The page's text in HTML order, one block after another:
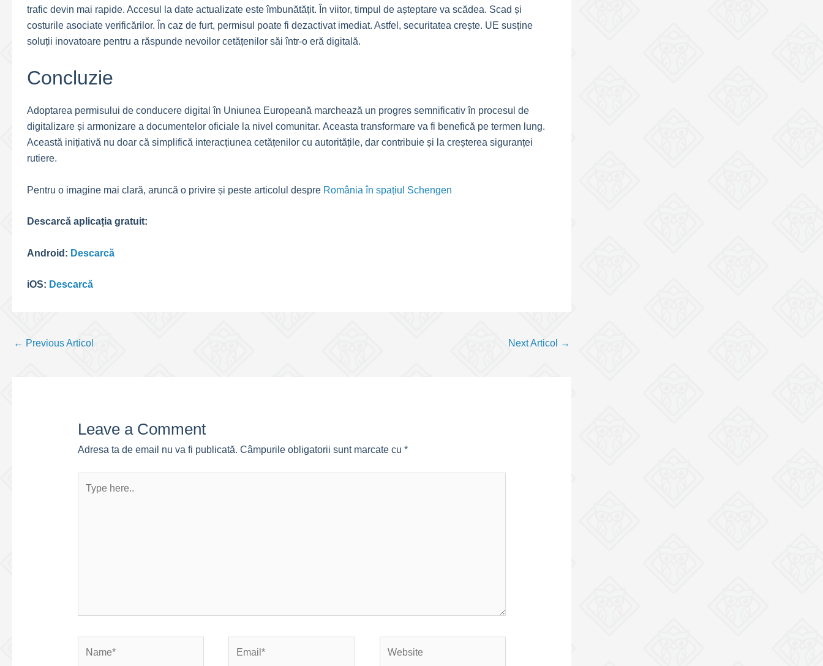
trafic devin mai rapide. Accesul la date actualizate este îmbunătățit. În viitor, timpul de așteptare va scădea. Scad și
costurile asociate verificărilor. În caz de furt, permisul poate fi dezactivat imediat. Astfel, securitatea crește. UE susține
soluții inovatoare pentru a răspunde nevoilor cetățenilor săi într-o eră digitală.​
Concluzie
Adoptarea permisului de conducere digital în Uniunea Europeană marchează un progres semnificativ în procesul de
digitalizare și armonizare a documentelor oficiale la nivel comunitar. Aceasta transformare va fi benefică pe termen lung.
Această inițiativă nu doar că simplifică interacțiunea cetățenilor cu autoritățile, dar contribuie și la creșterea siguranței
rutiere.
Pentru o imagine mai clară, aruncă o privire și peste articolul despre România în spațiul Schengen
Descarcă aplicația gratuit:
Android: Descarcă
iOS: Descarcă
Post
← Previous Articol Next Articol →
Leave a Comment
Adresa ta de email nu va fi publicată. Câmpurile obligatorii sunt marcate cu *
here..